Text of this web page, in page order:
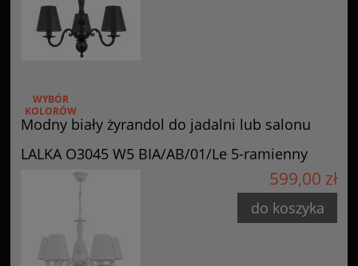
Modny biały żyrandol do jadalni lub salonu
LALKA O3045 W5 BIA/AB/01/Le 5-ramienny
WYBÓR
KOLORÓW
599,00 zł
do koszyka